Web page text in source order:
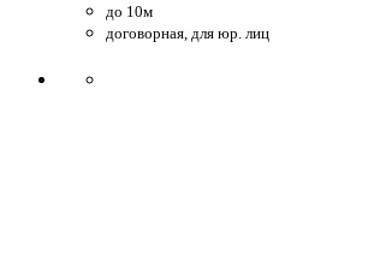
до 10м
договорная, для юр. лиц